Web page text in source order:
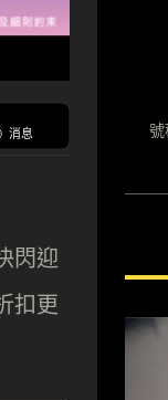
消息
閃迎
扣更
號